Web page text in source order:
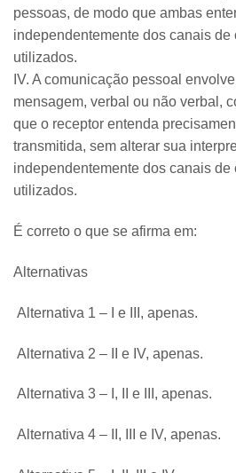
pessoas, de modo que ambas
independentemente dos canais de
utilizados.
IV. A comunicação pessoal
mensagem, verbal ou não verbal,
que o receptor entenda
transmitida, sem alterar sua
independentemente dos canais de
utilizados.
É correto o que se afirma em:
Alternativas
Alternativa 1 – I e III, apenas.
Alternativa 2 – II e IV, apenas.
Alternativa 3 – I, II e III, apenas.
Alternativa 4 – II, III e IV, apenas.